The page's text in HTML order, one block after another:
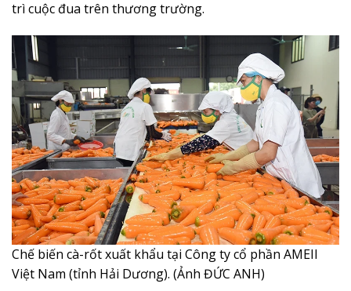
trì cuộc đua trên thương trường.
Chế biến cà-rốt xuất khẩu tại Công ty cổ phần AMEII
Việt Nam (tỉnh Hải Dương). (Ảnh ĐỨC ANH)